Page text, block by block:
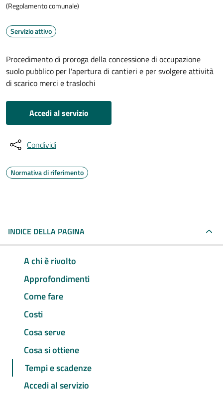
(Regolamento comunale)
Servizio attivo
Procedimento di proroga della concessione di occupazione
suolo pubblico per l'apertura di cantieri e per svolgere attività
di scarico merci e traslochi
Accedi al servizio
Condividi
Normativa di riferimento
INDICE DELLA PAGINA
A chi è rivolto
Approfondimenti
Come fare
Costi
Cosa serve
Cosa si ottiene
Tempi e scadenze
Accedi al servizio